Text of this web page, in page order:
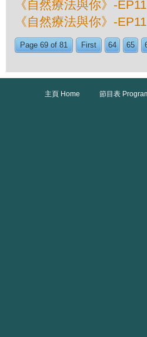
《自然療法與你》-
《自然療法與你》-
Page 69 of 81 First 64 65
主頁 Home 節目表